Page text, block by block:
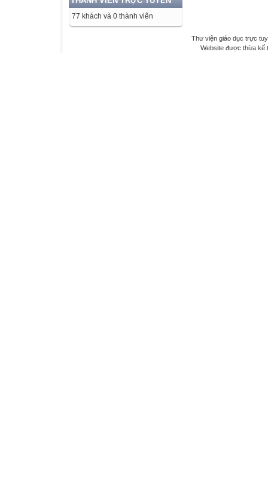
77 khách và 0 thành viên
Thư viện giáo dục trực
Website được thừa kế